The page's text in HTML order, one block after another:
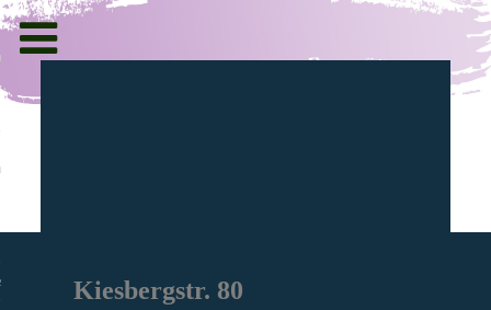
und Informationen
Toggle
navigation
Kiesbergstr. 80